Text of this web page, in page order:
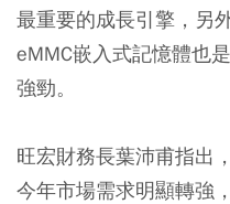
最重要的成長引擎，另
eMMC嵌入式記憶體也
強勁。
旺宏財務長葉沛甫指出
今年市場需求明顯轉強